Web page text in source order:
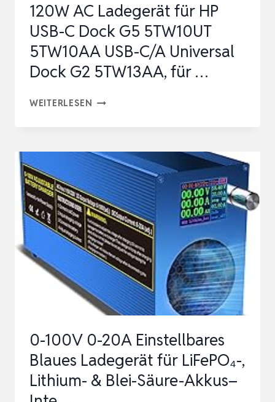
7
ADAPT…
120W AC Ladegerät für HP
USB-C Dock G5 5TW10UT
5TW10AA USB-C/A Universal
Dock G2 5TW13AA, für …
WEITERLESEN 120W
FÜR
HP
USB-
C
DOCK
G5
5TW10UT
5TW10AA
USB-
UNIVERSAL
DOCK
G2
0-100V 0-20A Einstellbares
Blaues Ladegerät für LiFePO₄-,
Lithium- & Blei-Säure-Akkus–